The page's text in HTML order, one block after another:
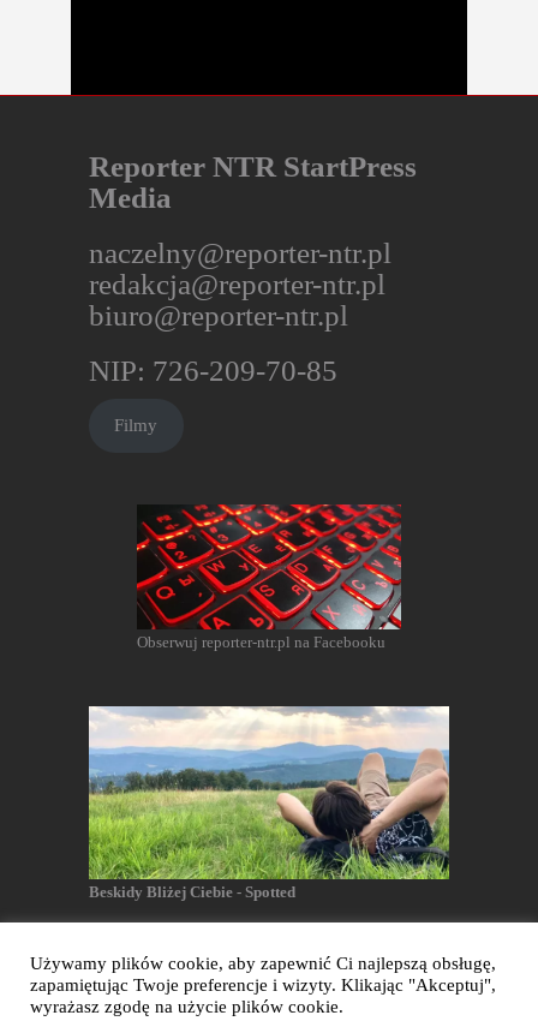
Reporter NTR StartPress
Media
naczelny@reporter-ntr.pl
redakcja@reporter-ntr.pl
biuro@reporter-ntr.pl
NIP: 726-209-70-85
Filmy
Obserwuj reporter-ntr.pl na Facebooku
Beskidy Bliżej Ciebie - Spotted
Reporter NTR - Wszelkie prawa zastrzeżone
Używamy plików cookie, aby zapewnić Ci najlepszą obsługę,
zapamiętując Twoje preferencje i wizyty. Klikając "Akceptuj",
wyrażasz zgodę na użycie plików cookie.